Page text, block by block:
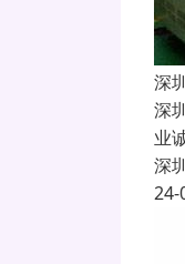
深
深
业
深
24-